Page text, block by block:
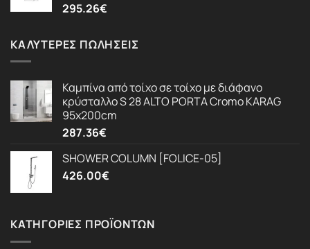
295.26€
ΚΑΛΎΤΕΡΕΣ ΠΩΛΉΣΕΙΣ
Καμπίνα από τοίχο σε τοίχο με διάφανο
κρύσταλλο S 28 ALTO PORTA Cromo KARAG
95x200cm
287.36€
SHOWER COLUMN [FOLICE-05]
426.00€
ΚΑΤΗΓΟΡΊΕΣ ΠΡΟΪΌΝΤΩΝ